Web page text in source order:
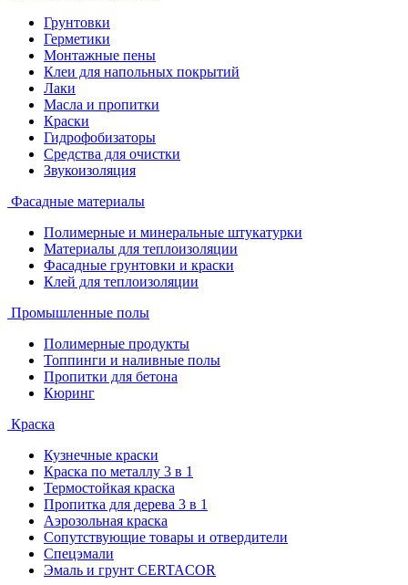
Грунтовки
Герметики
Монтажные пены
Клеи для напольных покрытий
Лаки
Масла и пропитки
Краски
Гидрофобизаторы
Средства для очистки
Звукоизоляция
Фасадные материалы
Полимерные и минеральные штукатурки
Материалы для теплоизоляции
Фасадные грунтовки и краски
Клей для теплоизоляции
Промышленные полы
Полимерные продукты
Топпинги и наливные полы
Пропитки для бетона
Кюринг
Краска
Кузнечные краски
Краска по металлу 3 в 1
Термостойкая краска
Пропитка для дерева 3 в 1
Аэрозольная краска
Сопутствующие товары и отвердители
Спецэмали
Эмаль и грунт CERTACOR